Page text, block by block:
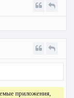
приложения,